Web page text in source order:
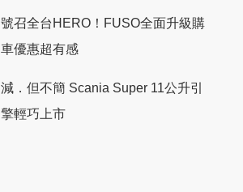
號召全台HERO！FUSO全面升級購
車優惠超有感
減．但不簡 Scania Super 11公升引
擎輕巧上市